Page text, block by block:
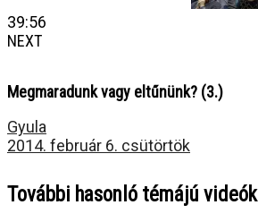
39:56
NEXT
Megmaradunk vagy eltűnünk? (3.)
Gyula
2014. február 6. csütörtök
További hasonló témájú videók